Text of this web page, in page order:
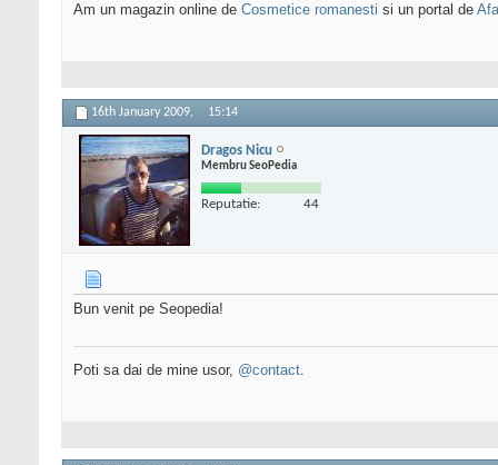
Am un magazin online de Cosmetice romanesti si un portal de
16th January 2009, 15:14
Dragos Nicu
Membru SeoPedia
Reputatie: 44
Bun venit pe Seopedia!
Poti sa dai de mine usor, @contact.